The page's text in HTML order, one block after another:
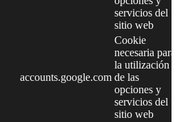
servicios del
sitio web
accounts.google.com
Cookie
necesaria para
la utilización
de las
opciones y
servicios del
sitio web